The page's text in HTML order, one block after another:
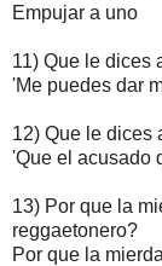
Empujar a uno
11) Que le dices
'Me puedes dar
12) Que le dices
'Que el acusado
13) Por que la
reggaetonero?
Por que la